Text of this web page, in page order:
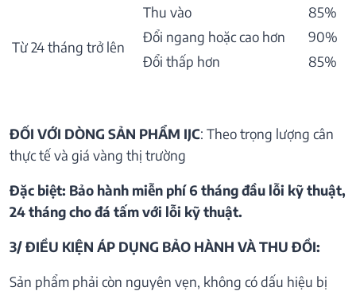
Từ 24 tháng trở lên
Thu vào
85%
Đổi ngang hoặc cao hơn
90%
Đổi thấp hơn
85%
ĐỐI VỚI DÒNG SẢN PHẨM IJC: Theo trọng lượng cân
thực tế và giá vàng thị trường
Đặc biệt: Bảo hành miễn phí 6 tháng đầu lỗi kỹ thuật,
24 tháng cho đá tấm với lỗi kỹ thuật.
3/ ĐIỀU KIỆN ÁP DỤNG BẢO HÀNH VÀ THU ĐỒI:
Sản phẩm phải còn nguyên vẹn, không có dấu hiệu bị